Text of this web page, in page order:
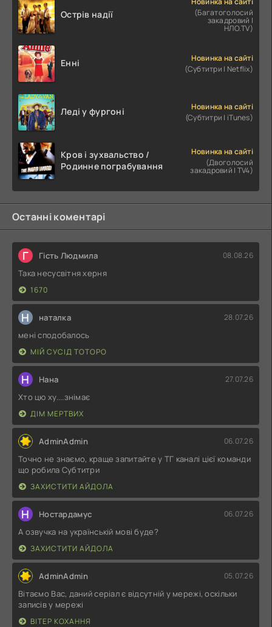
Острів надії
(Багатоголосий
закадровий |
НЛО.TV)
Енні
Новинка на сайті
(Субтитри | Netflix)
Леді у фургоні
Новинка на сайті
(Субтитри | iTunes)
Кров і зухвальство /
Родинне пограбування
Новинка на сайті
(Двоголосий
закадровий | TV4)
Останні коментарі
Г Гість Людмила 08.08.26
Така несусвітня херня
1670
Н наталка 28.07.26
мені сподобалось
МІЙ СУСІД ТОТОРО
Н Нана 27.07.26
Хто цю ху....знімає
ДІМ МЕРТВИХ
AdminAdmin 06.07.26
Точно не знаємо, краще запитайте у ТГ каналі цієї команди
що робила Субтитри
ЗАХИСТИТИ АЙДОЛА
Н Ностардамус 06.07.26
А озвучка на українській мові буде?
ЗАХИСТИТИ АЙДОЛА
AdminAdmin 05.07.26
Вітаємо Вас, даний серіал є відсутній у мережі, оскільки
записів у мережі
ВІТЕР КОХАННЯ